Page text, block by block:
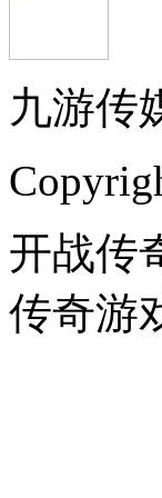
九游传
开战传
传奇游